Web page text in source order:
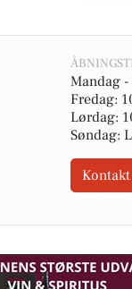
Mandag -
Fredag:
Lørdag:
Søndag:
Kontakt